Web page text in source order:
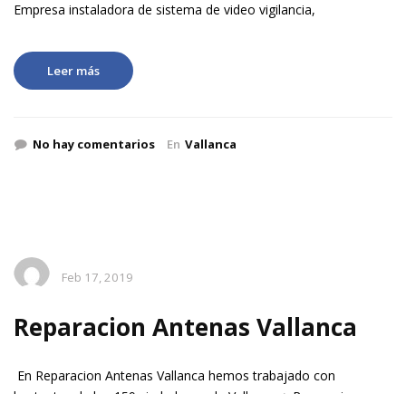
Empresa instaladora de sistema de video vigilancia,
Leer más
No hay comentarios En Vallanca
Feb 17, 2019
Reparacion Antenas Vallanca
En Reparacion Antenas Vallanca hemos trabajado con